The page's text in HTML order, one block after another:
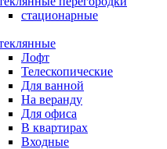
стационарные
Лофт
Телескопические
Для ванной
На веранду
Для офиса
В квартирах
Входные